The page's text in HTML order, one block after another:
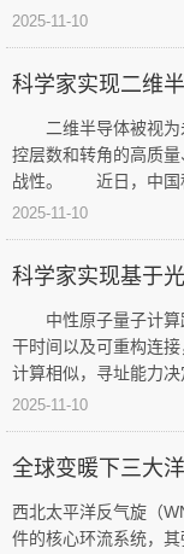
科
科
言
图
更
多
﹥
2025-11-10
科学家实现二维
二维半导体被视为
控层数和转角的高质
战性。 近日，中国
2025-11-10
科学家实现基于
中性原子量子计算
干时间以及可重构连
计算相似，寻址能力决
2025-11-10
全球变暖下三大
西北太平洋反气旋（
件的核心环流系统，